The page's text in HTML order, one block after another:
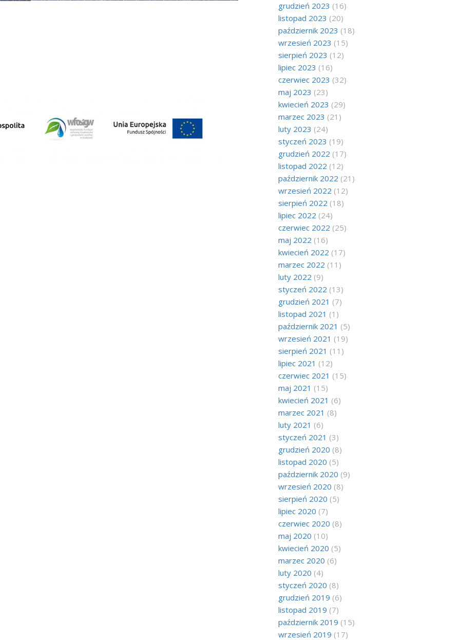
grudzień 2023 (16)
listopad 2023 (20)
październik 2023 (18)
wrzesień 2023 (15)
sierpień 2023 (12)
lipiec 2023 (16)
czerwiec 2023 (32)
maj 2023 (23)
kwiecień 2023 (29)
marzec 2023 (21)
luty 2023 (24)
styczeń 2023 (19)
grudzień 2022 (17)
listopad 2022 (12)
październik 2022 (21)
wrzesień 2022 (12)
sierpień 2022 (18)
lipiec 2022 (24)
czerwiec 2022 (25)
maj 2022 (16)
kwiecień 2022 (17)
marzec 2022 (11)
luty 2022 (9)
styczeń 2022 (13)
grudzień 2021 (7)
listopad 2021 (1)
październik 2021 (5)
wrzesień 2021 (19)
sierpień 2021 (11)
lipiec 2021 (12)
czerwiec 2021 (15)
maj 2021 (15)
kwiecień 2021 (6)
marzec 2021 (8)
luty 2021 (6)
styczeń 2021 (3)
grudzień 2020 (8)
listopad 2020 (5)
październik 2020 (9)
wrzesień 2020 (8)
sierpień 2020 (5)
lipiec 2020 (7)
czerwiec 2020 (8)
maj 2020 (10)
kwiecień 2020 (5)
marzec 2020 (6)
luty 2020 (4)
styczeń 2020 (8)
grudzień 2019 (6)
listopad 2019 (7)
październik 2019 (15)
wrzesień 2019 (17)